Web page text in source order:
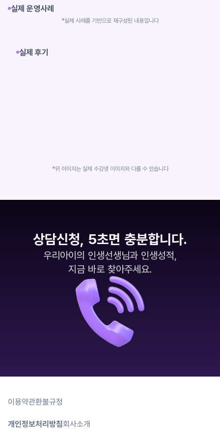
*실제 사례를 기반으로 재구성된 내용입니다
실제 운영사례
실제 후기
*위 이미지는 실제 수강생 이미지와 다를 수 있습니다
상담신청, 5초면 충분합니다.
우리아이의 인생선생님과 인생성적,
지금 바로 찾아주세요.
이용약관환불규정
개인정보처리방침회사소개